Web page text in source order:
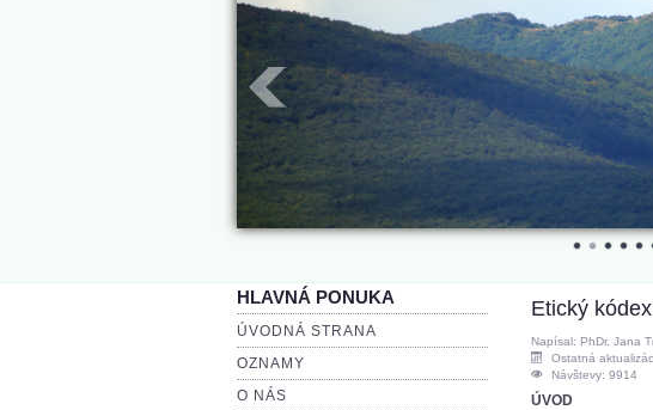
HLAVNÁ PONUKA
ÚVODNÁ STRANA
OZNAMY
O NÁS
Etický
Napísal: PhDr. Jana
Ostatná
Návštevy: 9914
ÚVOD